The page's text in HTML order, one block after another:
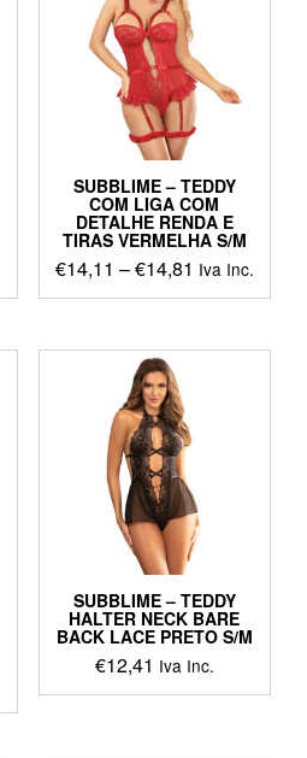
SUBBLIME – TEDDY
COM LIGA COM
DETALHE RENDA E
TIRAS VERMELHA S/M
€14,11 –€14,81 Price
range:
through
Iva Inc.
This
has
multiple
variants.
The
options
may
be
chosen
on
the
product
page
SUBBLIME – TEDDY
HALTER NECK BARE
BACK LACE PRETO S/M
€12,41 Iva Inc.
This